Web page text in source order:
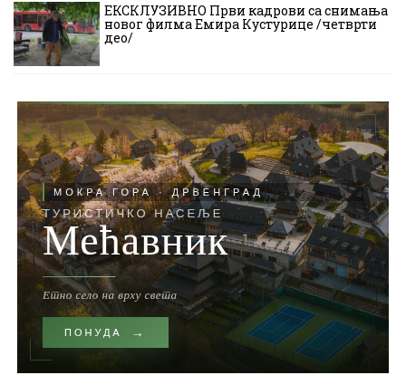
ЕКСКЛУЗИВНО Први кадрови са снимања
новог филма Емира Кустурице /четврти
део/